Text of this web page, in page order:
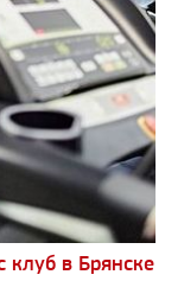
клуб в Брянске